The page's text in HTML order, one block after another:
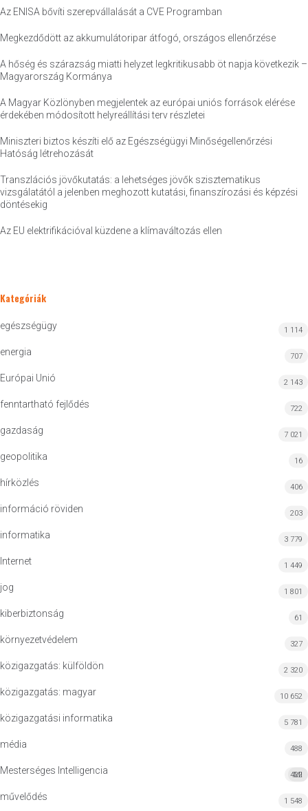
Az ENISA bővíti szerepvállalását a CVE Programban
Megkezdődött az akkumulátoripar átfogó, országos ellenőrzése
A hőség és szárazság miatti helyzet legkritikusabb öt napja következik –
Magyarország Kormánya
A Magyar Közlönyben megjelentek az európai uniós források elérése
érdekében módosított helyreállítási terv részletei
Miniszteri biztos készíti elő az Egészségügyi Minőségellenőrzési
Hatóság létrehozását
Transzlációs jövőkutatás: a lehetséges jövők szisztematikus
vizsgálatától a jelenben meghozott kutatási, finanszírozási és képzési
döntésekig
Az EU elektrifikációval küzdene a klímaváltozás ellen
Kategóriák
egészségügy 1 114
energia 707
Európai Unió 2 143
fenntartható fejlődés 722
gazdaság 7 021
geopolitika 16
hírközlés 406
információ röviden 203
informatika 3 779
Internet 1 449
jog 1 801
kiberbiztonság 61
környezetvédelem 327
közigazgatás: külföldön 2 320
közigazgatás: magyar 10 652
közigazgatási informatika 5 781
média 488
Mesterséges Intelligencia MI
422
művelődés 1 548